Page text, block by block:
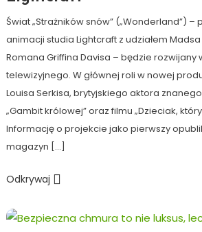
Świat „Strażników snów” („Wonderland”) –
animacji studia Lightcraft z udziałem
Romana Griffina Davisa – będzie rozwijany
telewizyjnego. W głównej roli w nowej
Louisa Serkisa, brytyjskiego aktora
„Gambit królowej” oraz filmu „Dzieciak,
Informację o projekcie jako pierwszy
magazyn […]
Odkrywaj